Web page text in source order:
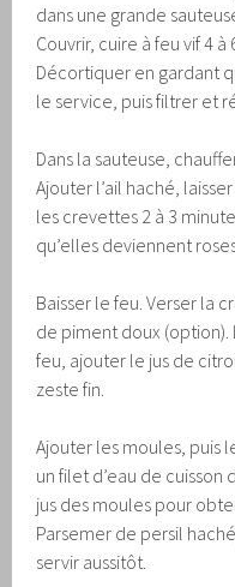
dans une grande
Couvrir, cuire à feu vif 4 à
Décortiquer en gardant
le service, puis filtrer et
Dans la sauteuse,
Ajouter l’ail haché,
les crevettes 2 à 3
qu’elles deviennent
Baisser le feu. Verser la
de piment doux (option).
feu, ajouter le jus de
zeste fin.
Ajouter les moules, puis
un filet d’eau de cuisson
jus des moules pour
Parsemer de persil
servir aussitôt.